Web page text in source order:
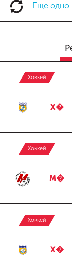
Еще одно
Хоккей
Х�
Хоккей
М�
Хоккей
Х�